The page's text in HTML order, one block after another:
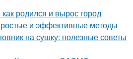
родился и вырос город
и эффективные методы
на сушку: полезные советы